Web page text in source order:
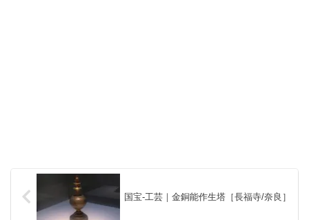
国宝-工芸｜金銅能作生塔［長福寺/奈良］